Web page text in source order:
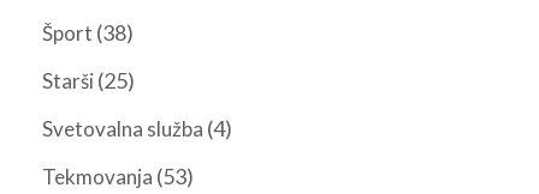
Šport (38)
Starši (25)
Svetovalna služba (4)
Tekmovanja (53)